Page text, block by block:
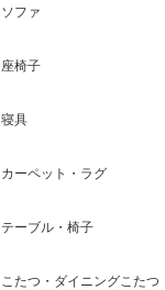
ソファ
寝具
座椅子
カーペット・ラグ
テーブル・椅子
こたつ・ダイニングこたつ